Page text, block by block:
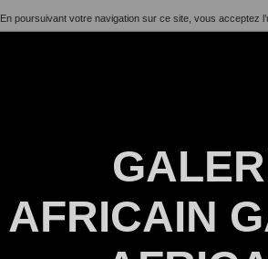
En poursuivant votre navigation sur ce site, vous acceptez
AFRICAIN